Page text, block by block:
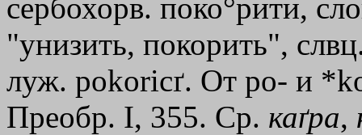
сербохорв. поко°рити,
"унизить, покорить",
луж. pokoricґ. От ро- и
Преобр. I, 355. Ср. каґра,